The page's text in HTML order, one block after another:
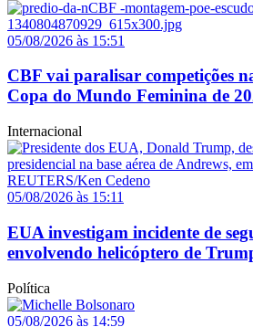
05/08/2026 às 15:51
CBF vai paralisar competições
Copa do Mundo Feminina de
Internacional
05/08/2026 às 15:11
EUA investigam incidente de
envolvendo helicóptero de
Política
05/08/2026 às 14:59